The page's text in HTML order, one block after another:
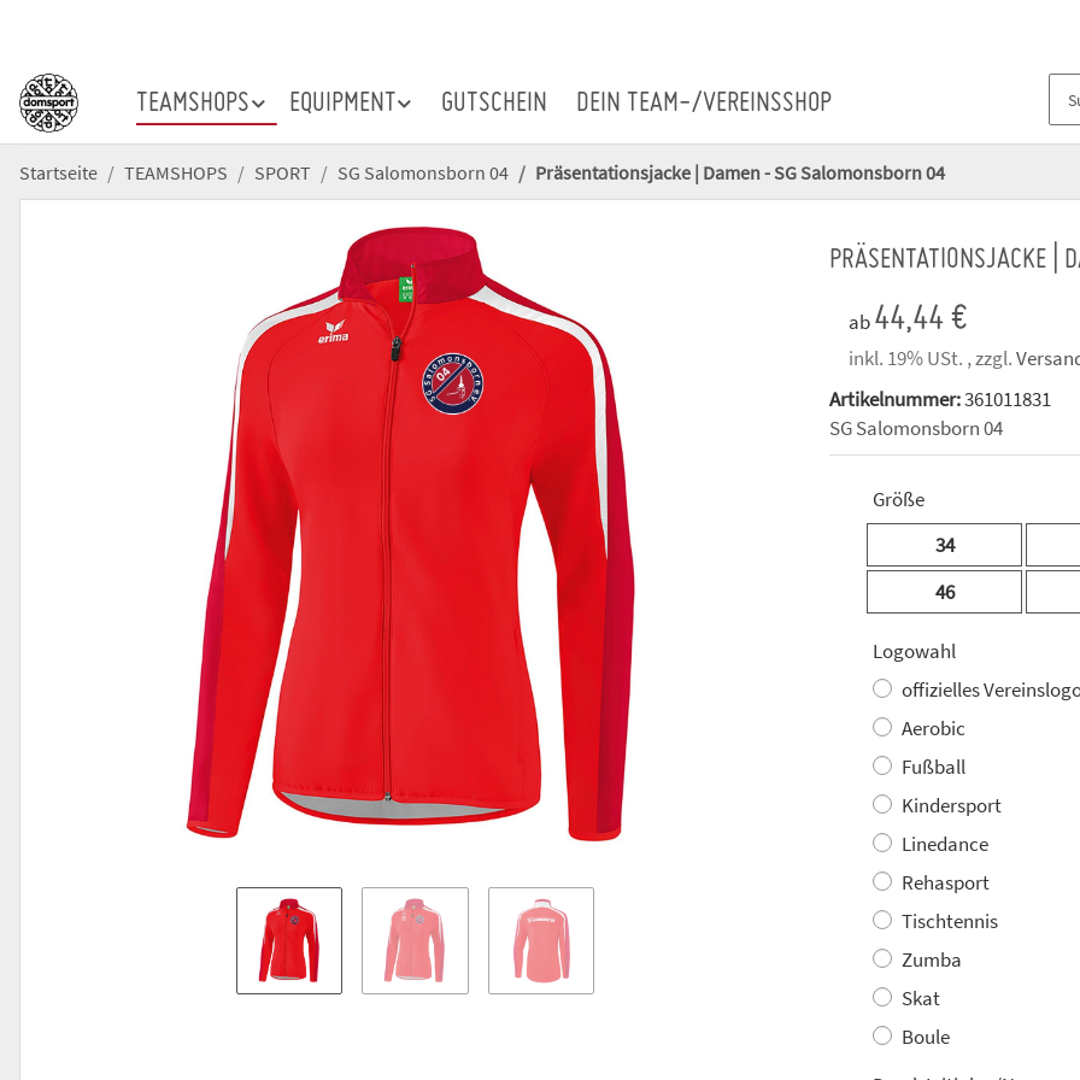
TEAMSHOPS EQUIPMENT GUTSCHEIN DEIN TEAM-/VEREINSSHOP
Startseite TEAMSHOPS SPORT SG Salomonsborn 04 Präsentationsjacke | Damen - SG Salomonsborn 04
PRÄSENTATIONSJACKE |
ab44,44 €
inkl. 19% USt. , zzgl.
Artikelnummer:361011831
SG Salomonsborn 04
Größe
34
46
Logowahl
offizielles
Aerobic
Fußball
Kindersport
Linedance
Rehasport
Tischtennis
Zumba
Skat
Boule